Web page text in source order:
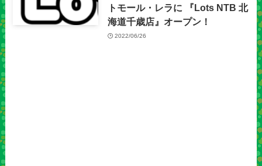
トモール・レラに 『Lots NTB 北
海道千歳店』オープン！
2022/06/26